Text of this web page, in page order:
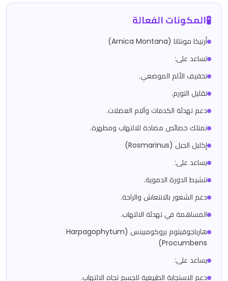
🧪المكونات الفعالة
أرنيكا مونتانا (Arnica Montana)
تساعد على:
تخفيف الألم الموضعي.
تقليل التورم.
دعم تهدئة الكدمات وآلام العضلات.
تمتلك خصائص مضادة للالتهاب ومطهرة.
إكليل الجبل (Rosmarinus)
يساعد على:
تنشيط الدورة الدموية.
دعم الشعور بالانتعاش والراحة.
المساهمة في تهدئة الالتهاب.
هارباجوفيتوم بروكومبينس (Harpagophytum
Procumbens)
يساعد على:
دعم الاستجابة الطبيعية للجسم تجاه الالتهاب.